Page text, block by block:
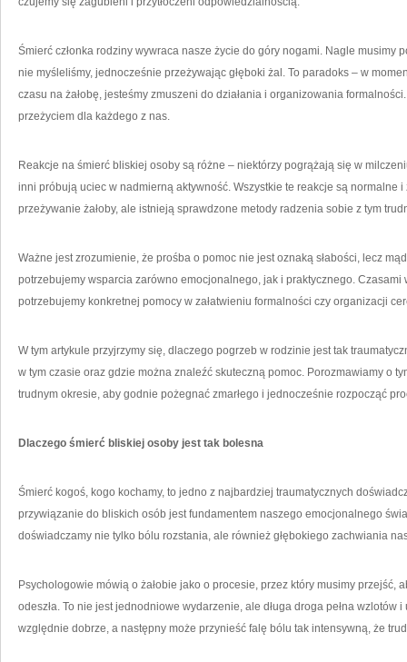
Śmierć członka rodziny wywraca nasze życie do góry nogami. Nagle musimy
nie myśleliśmy, jednocześnie przeżywając głęboki żal. To paradoks – w
czasu na żałobę, jesteśmy zmuszeni do działania i organizowania
przeżyciem dla każdego z nas.
Reakcje na śmierć bliskiej osoby są różne – niektórzy pogrążają się w
inni próbują uciec w nadmierną aktywność. Wszystkie te reakcje są normalne i
przeżywanie żałoby, ale istnieją sprawdzone metody radzenia sobie z tym
Ważne jest zrozumienie, że prośba o pomoc nie jest oznaką słabości, lecz
potrzebujemy wsparcia zarówno emocjonalnego, jak i praktycznego. Czasami
potrzebujemy konkretnej pomocy w załatwieniu formalności czy organizacji
W tym artykule przyjrzymy się, dlaczego pogrzeb w rodzinie jest tak
w tym czasie oraz gdzie można znaleźć skuteczną pomoc. Porozmawiamy o
trudnym okresie, aby godnie pożegnać zmarłego i jednocześnie rozpocząć
Dlaczego śmierć bliskiej osoby jest tak bolesna
Śmierć kogoś, kogo kochamy, to jedno z najbardziej traumatycznych
przywiązanie do bliskich osób jest fundamentem naszego emocjonalnego
doświadczamy nie tylko bólu rozstania, ale również głębokiego zachwiania
Psychologowie mówią o żałobie jako o procesie, przez który musimy przejść,
odeszła. To nie jest jednodniowe wydarzenie, ale długa droga pełna wzlotów
względnie dobrze, a następny może przynieść falę bólu tak intensywną, że